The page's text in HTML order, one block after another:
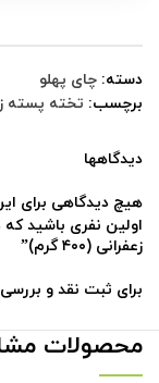
دسته: چای پهلو
برچسب: تخته پسته
دیدگاهها
هیچ دیدگاهی برای
اولین نفری باشید
زعفرانی (۴۰۰ گرم)”
برای ثبت نقد و بررسی
محصولات